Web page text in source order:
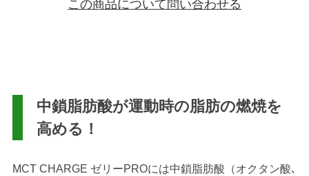
この商品について問い合わせる
中鎖脂肪酸が運動時の脂肪の燃焼を
高める！
MCT CHARGE ゼリーPROには中鎖脂肪酸（オクタン酸､